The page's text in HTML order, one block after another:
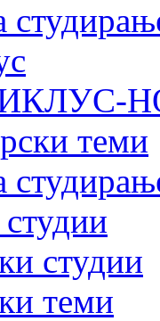
теми
студии
теми